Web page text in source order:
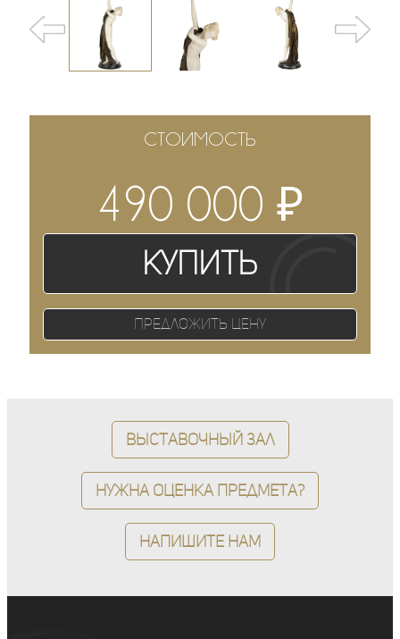
СТОИМОСТЬ
490 000 ₽
Купить
Предложить цену
Выставочный зал
Нужна оценка предмета?
Напишите нам